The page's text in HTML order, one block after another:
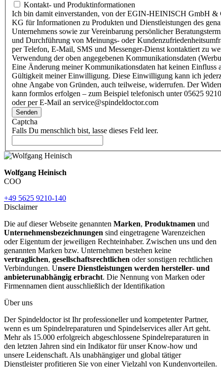
Kontakt- und Produktinformationen
Ich bin damit einverstanden, von der EGIN-HEINISCH GmbH &
KG für Informationen zu Produkten und Dienstleistungen des
Unternehmens sowie zur Vereinbarung persönlicher
und Durchführung von Meinungs- oder
per Telefon, E-Mail, SMS und Messenger-Dienst kontaktiert zu
Verwendung der oben angegebenen Kommunikationsdaten
Eine Änderung meiner Kommunikationsdaten hat keinen Einfluss
Gültigkeit meiner Einwilligung. Diese Einwilligung kann ich
ohne Angabe von Gründen, auch teilweise, widerrufen. Der
kann formlos erfolgen – zum Beispiel telefonisch unter 05625
oder per E-Mail an service@spindeldoctor.com
Senden
Captcha
Falls Du menschlich bist, lasse dieses Feld leer.
Wolfgang Heinisch
COO
+49 5625 9210-140
Disclaimer
Die auf dieser Webseite genannten Marken, Produktnamen und
Unternehmensbezeichnungen sind eingetragene Warenzeichen
oder Eigentum der jeweiligen Rechteinhaber. Zwischen uns und den
genannten Marken bzw. Unternehmen bestehen keine
vertraglichen, gesellschaftsrechtlichen oder sonstigen rechtlichen
Verbindungen. Unsere Dienstleistungen werden hersteller- und
anbieterunabhängig erbracht. Die Nennung von Marken oder
Firmennamen dient ausschließlich der Identifikation
Über uns
Der Spindeldoctor ist Ihr professioneller und kompetenter Partner,
wenn es um Spindelreparaturen und Spindelservices aller Art geht.
Mehr als 15.000 erfolgreich abgeschlossene Spindelreparaturen in
den letzten Jahren sind ein Indikator für unser Know-how und
unsere Leidenschaft. Als unabhängiger und global tätiger
Dienstleister profitieren Sie von einer Vielzahl von Kundenvorteilen.